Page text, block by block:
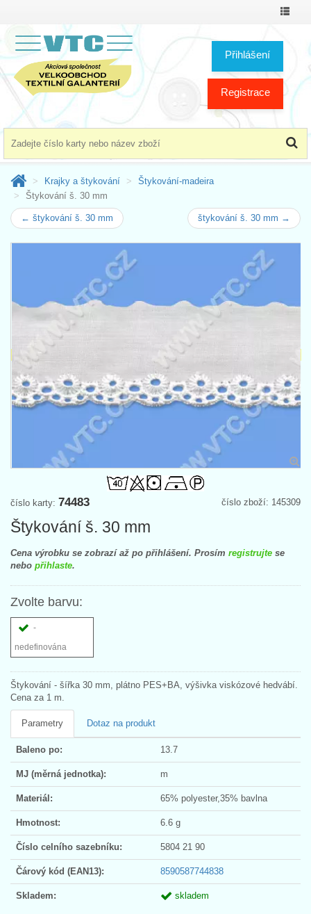
Přihlášení
Registrace
Krajky a štykování
Štykování-madeira
Štykování š. 30 mm
← štykování š. 30 mm štykování š. 30 mm →
číslo zboží: 145309
číslo karty: 74483
Štykování š. 30 mm
Cena výrobku se zobrazí až po přihlášení. Prosím registrujte se
nebo přihlaste.
Zvolte barvu:
-
nedefinována
Štykování - šířka 30 mm, plátno PES+BA, výšivka viskózové hedvábí.
Cena za 1 m.
Parametry Dotaz na produkt
Baleno po: 13.7
MJ (měrná jednotka): m
Materiál: 65% polyester,35% bavlna
Hmotnost: 6.6 g
Číslo celního sazebníku: 5804 21 90
Čárový kód (EAN13): 8590587744838
Skladem: skladem